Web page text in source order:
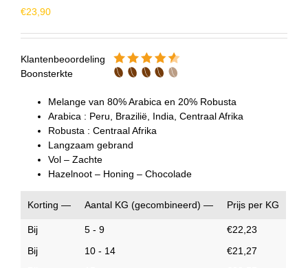
€23,90
Klantenbeoordeling
Boonsterkte
Melange van 80% Arabica en 20% Robusta
Arabica : Peru, Brazilië, India, Centraal Afrika
Robusta : Centraal Afrika
Langzaam gebrand
Vol – Zachte
Hazelnoot – Honing – Chocolade
Korting — Aantal KG (gecombineerd) — Prijs per KG
Bij 5 - 9 €22,23
Bij
10 - 14 €21,27